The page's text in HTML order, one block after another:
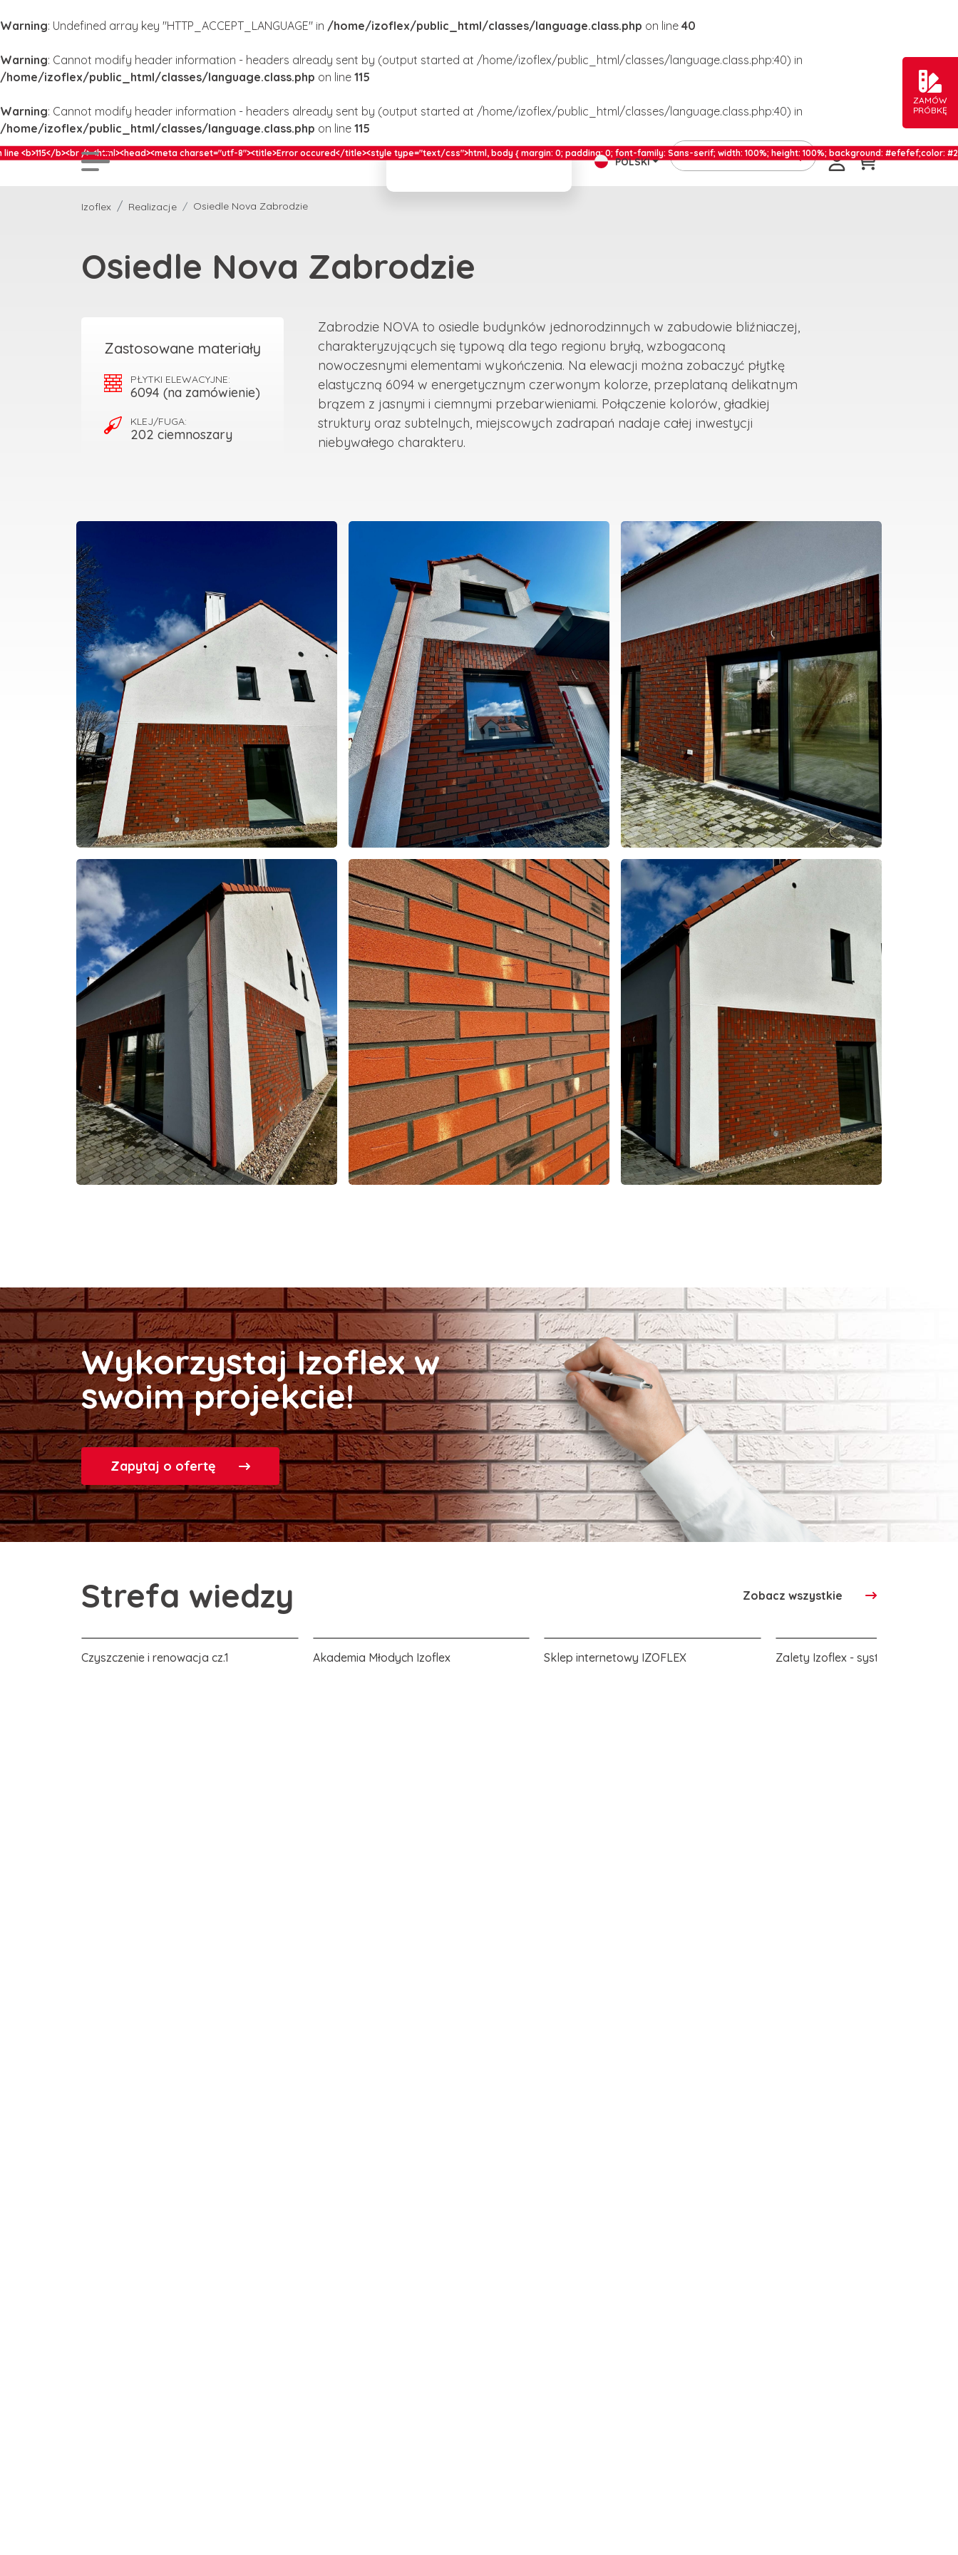
Warning: Undefined array key "HTTP_ACCEPT_LANGUAGE" in /home/izoflex/public_html/classes/language.class.php on line 40
Warning: Cannot modify header information - headers already sent by (output started at /home/izoflex/public_html/classes/language.class.php:40) in
/home/izoflex/public_html/classes/language.class.php on line 115
Warning: Cannot modify header information - headers already sent by (output started at /home/izoflex/public_html/classes/language.class.php:40) in
/home/izoflex/public_html/classes/language.class.php on line 115
ZAMÓW
PRÓBKĘ
POLSKI
<html><head><meta charset="utf-8"><title>Error occured</title><style type="text/css">html, body { margin: 0; padding: 0; font-family: Sans-serif; width: 100%; height: 100%;
Izoflex Realizacje Osiedle Nova Zabrodzie
Osiedle Nova Zabrodzie
Zastosowane materiały
PŁYTKI ELEWACYJNE:
6094 (na zamówienie)
KLEJ/FUGA:
202 ciemnoszary
Zabrodzie NOVA to osiedle budynków jednorodzinnych w zabudowie bliźniaczej,
charakteryzujących się typową dla tego regionu bryłą, wzbogaconą
nowoczesnymi elementami wykończenia. Na elewacji można zobaczyć płytkę
elastyczną 6094 w energetycznym czerwonym kolorze, przeplataną delikatnym
brązem z jasnymi i ciemnymi przebarwieniami. Połączenie kolorów, gładkiej
struktury oraz subtelnych, miejscowych zadrapań nadaje całej inwestycji
niebywałego charakteru.
Wykorzystaj Izoflex w
swoim projekcie!
Zapytaj o ofertę
Strefa wiedzy Zobacz wszystkie
Czyszczenie i renowacja cz.1 Akademia Młodych Izoflex Sklep internetowy IZOFLEX Zalety Izoflex - system 2w1